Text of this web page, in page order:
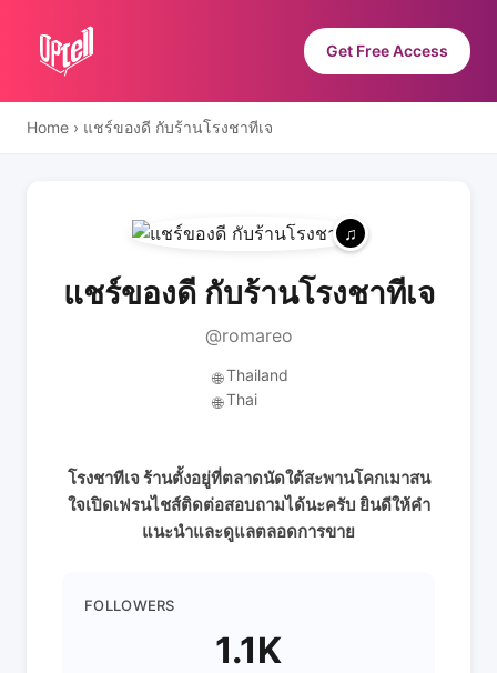
Get Free Access
Home › แชร์ของดี กับร้านโรงชาทีเจ
แชร์ของดี กับร้านโรงชาทีเจ
@romareo
🌐 Thailand
🌐 Thai
โรงชาทีเจ ร้านตั้งอยู่ที่ตลาดนัดใต้สะพานโคกเมาสน
ใจเปิดเฟรนไชส์ติดต่อสอบถามได้นะครับ ยินดีให้คำ
แนะนำและดูแลตลอดการขาย
FOLLOWERS
1.1K